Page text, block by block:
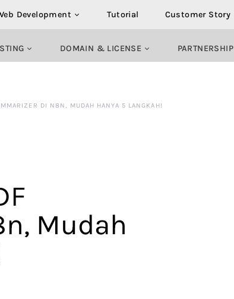
Development Tutorial Customer Story
DOMAIN & LICENSE PARTNERSHIP
DI N8N, MUDAH HANYA 5 LANGKAH!
Mudah